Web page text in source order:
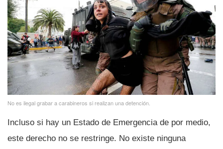
No es ilegal grabar a carabineros si realizan una detención.
Incluso si hay un Estado de Emergencia de por medio,
este derecho no se restringe. No existe ninguna